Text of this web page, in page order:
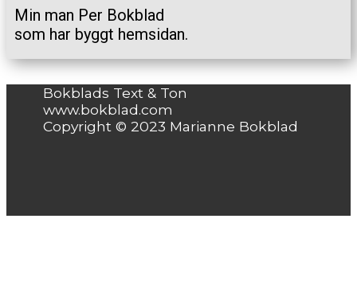
Min man Per Bokblad
som har byggt hemsidan.
Bokblads Text & Ton
www.bokblad.com
Copyright © 2023 Marianne Bokblad